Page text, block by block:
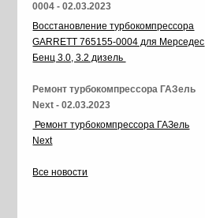
0004 - 02.03.2023
Восстановление турбокомпрессора
GARRETT 765155-0004 для Мерседес
Бенц 3.0, 3.2 дизель
Ремонт турбокомпрессора ГАЗель
Next - 02.03.2023
Ремонт турбокомпрессора ГАЗель
Next
Все новости